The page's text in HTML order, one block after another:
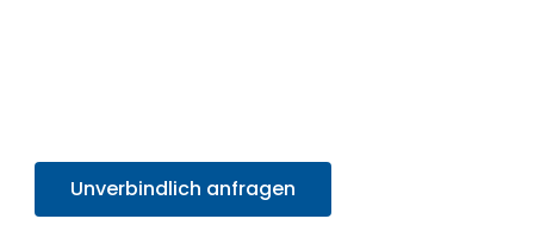
Unverbindlich anfragen